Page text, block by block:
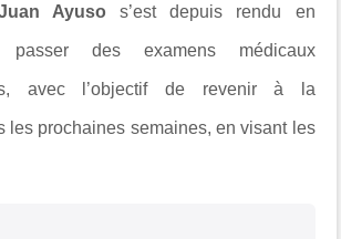
Ayuso s’est depuis rendu en
passer des examens médicaux
avec l’objectif de revenir à la
les prochaines semaines, en visant les